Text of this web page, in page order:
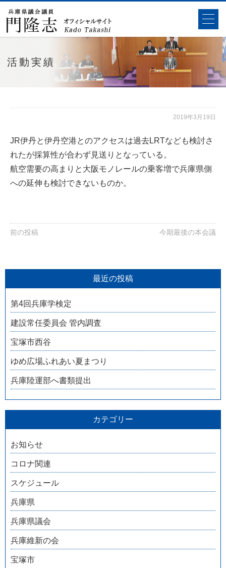
活動実績
2019年3月19日
JR伊丹と伊丹空港とのアクセスは過去LRTなども検討さ
れたが採算性が合わず見送りとなっている。
航空需要の高まりと大阪モノレールの乗客増で兵庫県側
への延伸も検討できないものか。
前の投稿 今期最後の本会議
最近の投稿
第4回兵庫学検定
建設常任委員会 管内調査
宝塚市西谷
ゆめ広場ふれあい夏まつり
兵庫陸運部へ書類提出
カテゴリー
お知らせ
コロナ関連
スケジュール
兵庫県
兵庫県議会
兵庫維新の会
宝塚市